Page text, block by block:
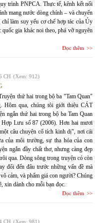
trình PNPCA. Thực tế, kênh kết nối
mang nước dòng chính – và chuyển
làm suy yếu cơ chế hợp tác của Ủy
gia khác noi theo, phá vỡ nguyên
Đọc thêm
CH (Xem: 912)
thứ hai trong bộ ba "Tam Quan"
Hôm qua, chúng tôi giới thiệu CÁT
thứ hai trong bộ ba Tam Quan
Hợp Lưu số 87 (2006). Hơn hai mươi
câu chuyện cổ tích kinh dị", nơi cái
của môi trường, sự tha hóa của con
ngắn đầy chất thơ, nhưng càng đẹp
qua. Dòng sông trong truyện có còn
đổi đến đâu trước những vấn đề mà
cảm, và phẩm giá con người? Chúng
xin dành cho mỗi bạn đọc.
Đọc thêm
CH (Xem: 981)